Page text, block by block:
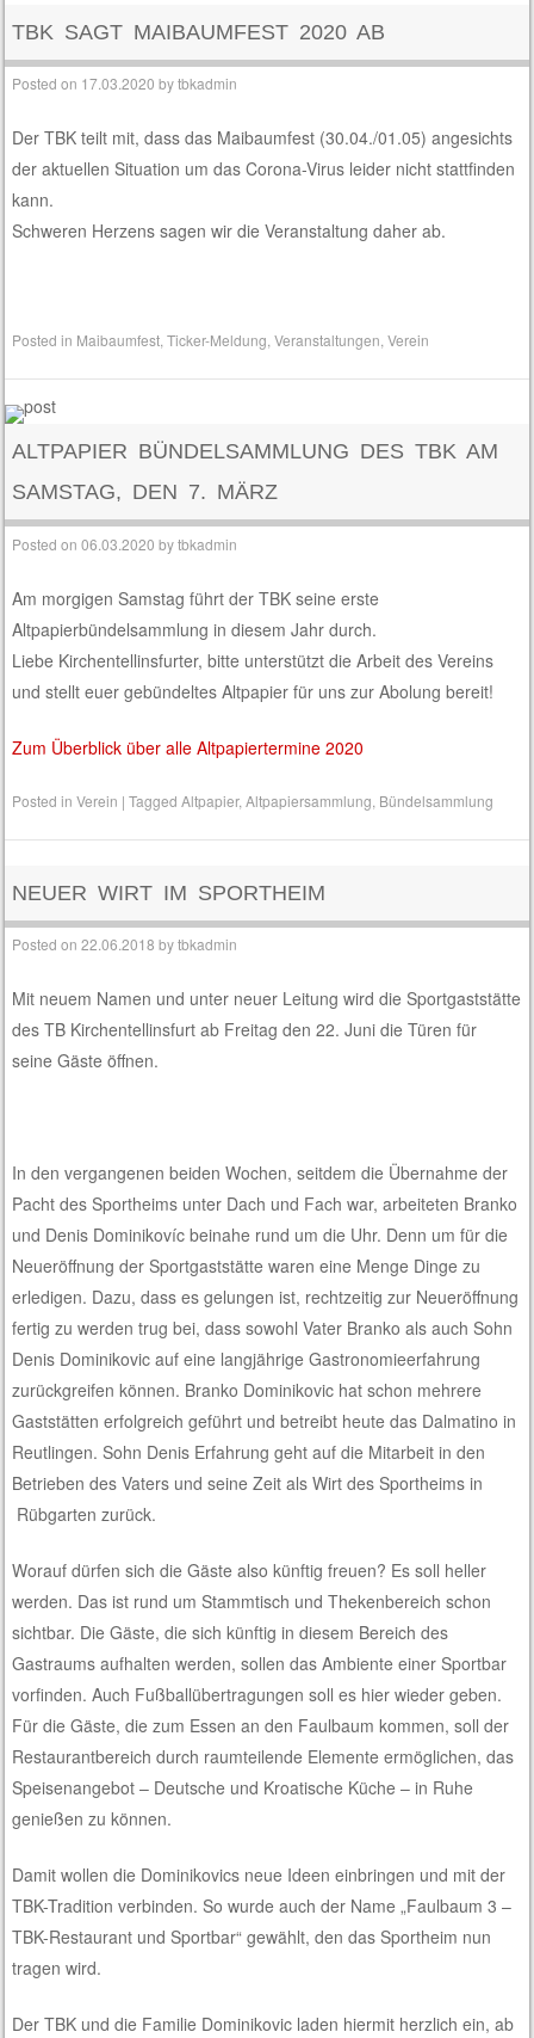
TBK SAGT MAIBAUMFEST 2020 AB
Posted on 17.03.2020 bytbkadmin
Der TBK teilt mit, dass das Maibaumfest (30.04./01.05) angesichts
der aktuellen Situation um das Corona-Virus leider nicht stattfinden
kann.
Schweren Herzens sagen wir die Veranstaltung daher ab.
Posted in Maibaumfest ,Ticker-Meldung ,Veranstaltungen ,Verein
ALTPAPIER BÜNDELSAMMLUNG DES TBK AM
SAMSTAG, DEN 7. MÄRZ
Posted on06.03.2020 bytbkadmin
Am morgigen Samstag führt der TBK seine erste
Altpapierbündelsammlung in diesem Jahr durch.
Liebe Kirchentellinsfurter, bitte unterstützt die Arbeit des Vereins
und stellt euer gebündeltes Altpapier für uns zur Abolung bereit!
Zum Überblick über alle Altpapiertermine 2020
Posted inVerein |TaggedAltpapier,Altpapiersammlung Bündelsammlung
NEUER WIRT IM SPORTHEIM
Posted on22.06.2018 bytbkadmin
Mit neuem Namen und unter neuer Leitung wird die Sportgaststätte
des TB Kirchentellinsfurt ab Freitag den 22. Juni die Türen für
seine Gäste öffnen.
In den vergangenen beiden Wochen, seitdem die Übernahme der
Pacht des Sportheims unter Dach und Fach war, arbeiteten Branko
und Denis Dominikovíc beinahe rund um die Uhr. Denn um für die
Neueröffnung der Sportgaststätte waren eine Menge Dinge zu
erledigen. Dazu, dass es gelungen ist, rechtzeitig zur Neueröffnung
fertig zu werden trug bei, dass sowohl Vater Branko als auch Sohn
Denis Dominikovic auf eine langjährige Gastronomieerfahrung
zurückgreifen können. Branko Dominikovic hat schon mehrere
Gaststätten erfolgreich geführt und betreibt heute das Dalmatino in
Reutlingen. Sohn Denis Erfahrung geht auf die Mitarbeit in den
Betrieben des Vaters und seine Zeit als Wirt des Sportheims in
Rübgarten zurück.
Worauf dürfen sich die Gäste also künftig freuen? Es soll heller
werden. Das ist rund um Stammtisch und Thekenbereich schon
sichtbar. Die Gäste, die sich künftig in diesem Bereich des
Gastraums aufhalten werden, sollen das Ambiente einer Sportbar
vorfinden. Auch Fußballübertragungen soll es hier wieder geben.
Für die Gäste, die zum Essen an den Faulbaum kommen, soll der
Restaurantbereich durch raumteilende Elemente ermöglichen, das
Speisenangebot – Deutsche und Kroatische Küche – in Ruhe
genießen zu können.
Damit wollen die Dominikovics neue Ideen einbringen und mit der
TBK-Tradition verbinden. So wurde auch der Name „Faulbaum 3 –
TBK-Restaurant und Sportbar“ gewählt, den das Sportheim nun
tragen wird.
Der TBK und die Familie Dominikovic laden hiermit herzlich ein, ab